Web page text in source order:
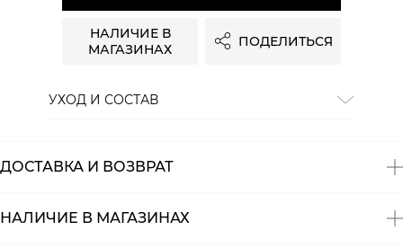
НАЛИЧИЕ В
МАГАЗИНАХ
ПОДЕЛИТЬСЯ
УХОД И СОСТАВ
ДОСТАВКА И ВОЗВРАТ
НАЛИЧИЕ В МАГАЗИНАХ